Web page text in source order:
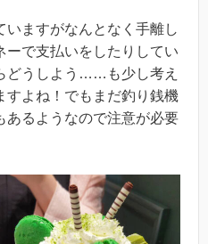
いますがなんとなく手離し
ーで支払いをしたりしてい
どうしよう……も少し考え
すよね！でもまだ釣り銭機
あるようなので注意が必要